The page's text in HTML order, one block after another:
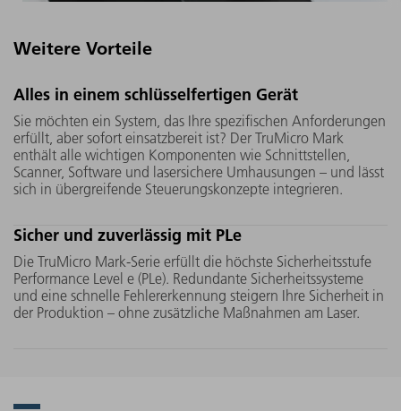
Der TruMicro Mark arbeitet mit ultrakurzen
Laserpulsen im Piko- und
Femtosekundenbereich, sodass das Material
nicht schmilzt, sondern abrupt verdampft.
So erzielen Sie beim Markieren makellose
Resultate ohne thermisch verursachte
auch bei sensiblen Materialien wie Glas
oder Keramik.
Weitere Vorteile
Alles in einem schlüsselfertigen Gerät
Sie möchten ein System, das Ihre spezifischen Anforderungen
erfüllt, aber sofort einsatzbereit ist? Der TruMicro Mark
enthält alle wichtigen Komponenten wie Schnittstellen,
Scanner, Software und lasersichere Umhausungen – und lässt
sich in übergreifende Steuerungskonzepte integrieren.
Sicher und zuverlässig mit PLe
Die TruMicro Mark-Serie erfüllt die höchste Sicherheitsstufe
Performance Level e (PLe). Redundante Sicherheitssysteme
und eine schnelle Fehlererkennung steigern Ihre Sicherheit in
der Produktion – ohne zusätzliche Maßnahmen am Laser.